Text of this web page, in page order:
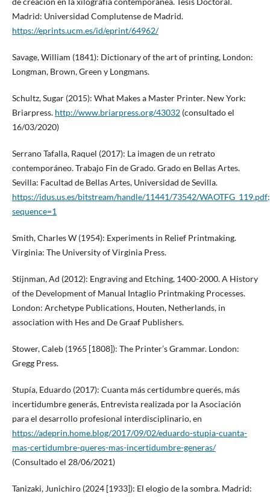
Madrid: Universidad Complutense de Madrid.
https://eprints.ucm.es/id/eprint/64962/
Savage, William (1841): Dictionary of the art of printing, London:
Longman, Brown, Green y Longmans.
Schultz, Sugar (2015): What Makes a Master Printer. New York:
Briarpress. http://www.briarpress.org/43032(consultado el
16/03/2020)
Serrano Tafalla, Raquel (2017): La imagen de un retrato
contemporáneo. Trabajo Fin de Grado. Grado en Bellas Artes.
Sevilla: Facultad de Bellas Artes, Universidad de Sevilla.
https://idus.us.es/bitstream/handle/11441/73542/
sequence=1
Smith, Charles W (1954): Experiments in Relief Printmaking.
Virginia: The University of Virginia Press.
Stijnman, Ad (2012): Engraving and Etching, 1400-2000. A History
of the Development of Manual Intaglio Printmaking Processes.
London: Archetype Publications, Houten, Netherlands, in
association with Hes and De Graaf Publishers.
Stower, Caleb (1965 [1808]): The Printer’s Grammar. London:
Gregg Press.
Stupía, Eduardo (2017): Cuanta más certidumbre querés, más
incertidumbre generás, Entrevista realizada por la Asociación
para el desarrollo profesional interdisciplinario, en
https://adeprin.home.blog/2017/09/02/eduardo-stupia-cuanta-
mas-certidumbre-queres-mas-incertidumbre-generas/
(Consultado el 28/06/2021)
Tanizaki, Junichiro (2024 [1933]): El elogio de la sombra. Madrid: